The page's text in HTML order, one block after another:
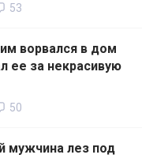
53
ворвался в дом
ее за некрасивую
50
мужчина лез под